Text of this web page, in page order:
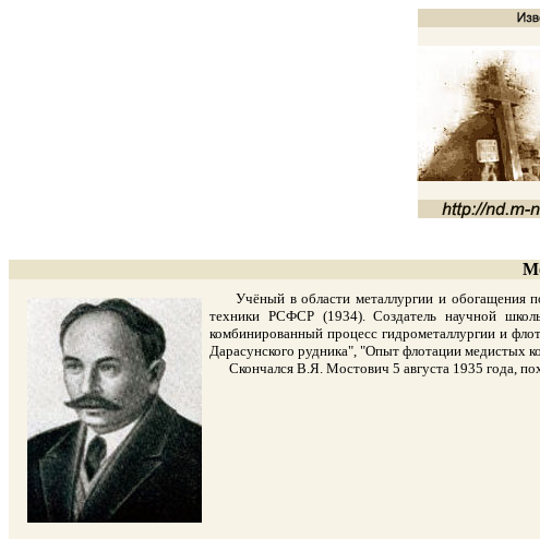
Учёный в области металлургии и обогащения
техники РСФСР (1934). Создатель научной
комбинированный процесс гидрометаллургии и
Дарасунского рудника", "Опыт флотации медистых
Скончался В.Я. Мостович 5 августа 1935 года,